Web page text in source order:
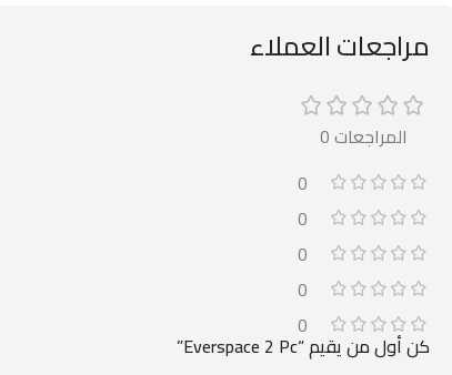
مراجعات العملاء
المراجعات 0
0
0
0
0
0
كن أول من يقيم “Everspace 2 Pc”